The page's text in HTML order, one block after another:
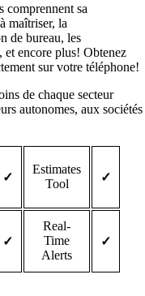
comprennent sa
maîtriser, la
de bureau, les
et encore plus! Obtenez
sur votre téléphone!
de chaque secteur
autonomes, aux sociétés
✓
Estimates
Tool
✓
✓
Real-
Time
Alerts
✓